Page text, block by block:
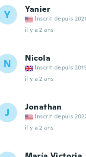
Y Yanier
Inscrit depuis
il y a 2 ans
N Nicola
Inscrit depuis
il y a 2 ans
J Jonathan
Inscrit depuis
il y a 2 ans